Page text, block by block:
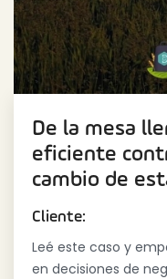
De la mesa
eficiente
cambio de
Cliente:
Leé este caso y
en decisiones de